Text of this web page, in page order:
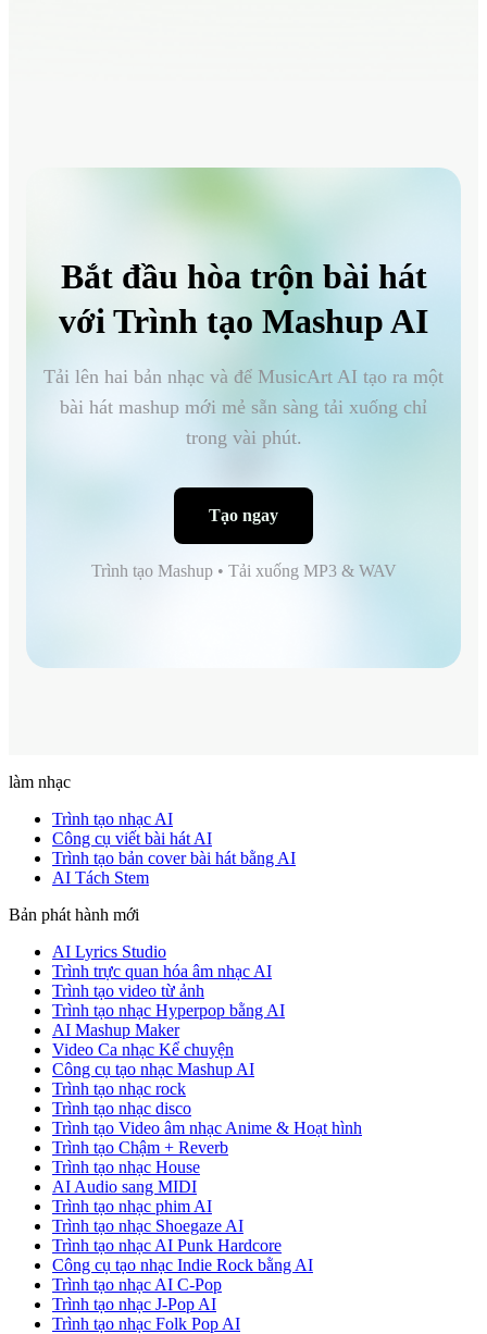
Bắt đầu hòa trộn bài hát
với Trình tạo Mashup AI
Tải lên hai bản nhạc và để MusicArt AI tạo ra một
bài hát mashup mới mẻ sẵn sàng tải xuống chỉ
trong vài phút.
Tạo ngay
Trình tạo Mashup • Tải xuống MP3 & WAV
làm nhạc
Trình tạo nhạc AI
Công cụ viết bài hát AI
Trình tạo bản cover bài hát bằng AI
AI Tách Stem
Bản phát hành mới
AI Lyrics Studio
Trình trực quan hóa âm nhạc AI
Trình tạo video từ ảnh
Trình tạo nhạc Hyperpop bằng AI
AI Mashup Maker
Video Ca nhạc Kể chuyện
Công cụ tạo nhạc Mashup AI
Trình tạo nhạc rock
Trình tạo nhạc disco
Trình tạo Video âm nhạc Anime & Hoạt hình
Trình tạo Chậm + Reverb
Trình tạo nhạc House
AI Audio sang MIDI
Trình tạo nhạc phim AI
Trình tạo nhạc Shoegaze AI
Trình tạo nhạc AI Punk Hardcore
Công cụ tạo nhạc Indie Rock bằng AI
Trình tạo nhạc AI C-Pop
Trình tạo nhạc J-Pop AI
Trình tạo nhạc Folk Pop AI